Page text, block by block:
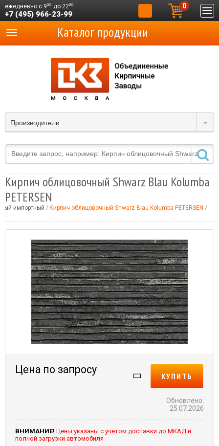
ежедневно с 900 до 2200
+7 (495) 966-23-99
0
Производители
Каталог продукции
Кирпич облицовочный Shwarz Blau Kolumba
PETERSEN
импортный Кирпич облицовочный Shwarz Blau Kolumba PETERSEN
Цена по запросу
КУПИТЬ
Обновлено:
25.07.2026
ВНИМАНИЕ! Цены указаны с учетом доставки до МКАД и
полной загрузки автомобиля